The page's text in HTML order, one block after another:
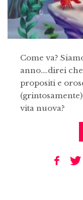
Come va?
anno….direi
propositi e
vita nuova?